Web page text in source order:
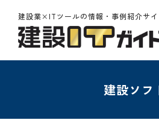
建設業×ITツールの情報・事例紹介サイ
建設ソフ